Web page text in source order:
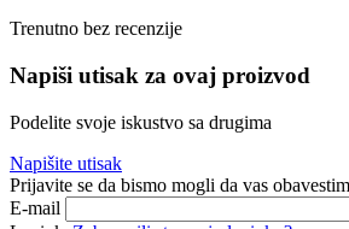
Trenutno bez recenzije
Napiši utisak za ovaj proizvod
Podelite svoje iskustvo sa drugima
Napišite utisak
Prijavite se da bismo mogli da vas
E-mail